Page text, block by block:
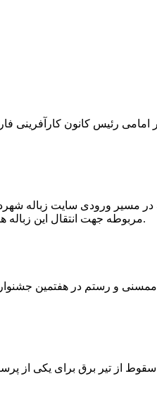
در مسیر ورودی سایت زباله
مربوطه جهت انتقال این زباله ها توسط لودر به سایت و دفن آنها، سید مهدی حسینی دهیار چمگل با ارسال تصاویری خبر از جمع آوری این زباله ها توسط شهرداری داد.
و رستم در هفتمین
از تیر برق برای یکی از